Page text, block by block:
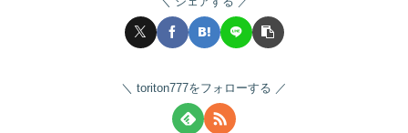
toriton777をフォローする